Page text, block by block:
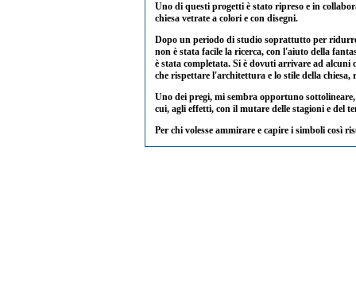
Uno di questi progetti è stato ripreso e in
chiesa vetrate a colori e con disegni.
Dopo un periodo di studio soprattutto per
non è stata facile la ricerca, con l'aiuto della
è stata completata. Si è dovuti arrivare ad
che rispettare l'architettura e lo stile della
Uno dei pregi, mi sembra opportuno
cui, agli effetti, con il mutare delle stagioni e del
Per chi volesse ammirare e capire i simboli così